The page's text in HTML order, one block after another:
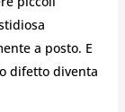
a posto. E
difetto diventa